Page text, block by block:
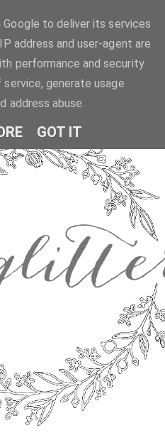
to deliver its services
address and user-agent are
performance and security
generate usage
address abuse.
GOT IT